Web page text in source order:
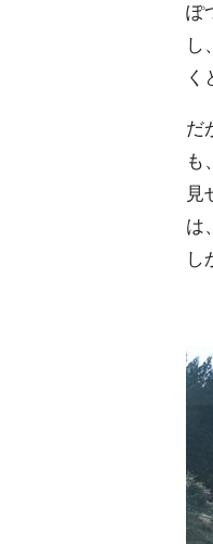
ぽ
し
く
だ
も
見
は
し